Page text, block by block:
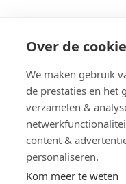
Karel
België
Navigatie
Over de
We maken gebruik
de prestaties en het
verzamelen &
content &
personaliseren.
Kom meer te weten